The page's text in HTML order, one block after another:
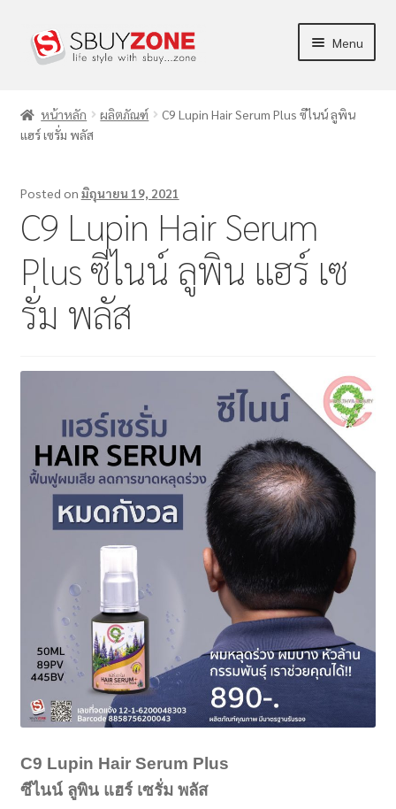
Menu
ผลิตภัณฑ์
ข่าวสาร/บทความ
การตลาด
บัญชีของฉัน
แจ้งชำระเงิน
หน้าหลัก ผลิตภัณฑ์
C9 Lupin Hair Serum Plus ซีไนน์ ลูพิน
แฮร์ เซรั่ม พลัส
Posted on มิถุนายน 19, 2021
C9 Lupin Hair Serum
Plus ซีไนน์ ลูพิน แฮร์ เซ
รั่ม พลัส
C9 Lupin Hair Serum Plus
ซีไนน์ ลูพิน แฮร์ เซรั่ม พลัส